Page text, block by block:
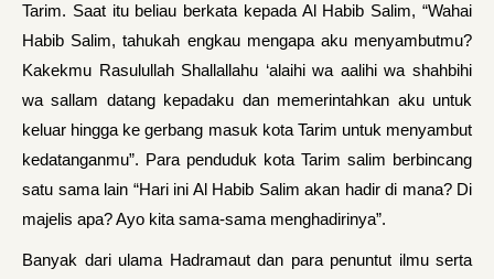
Tarim. Saat itu beliau berkata kepada Al Habib Salim, “Wahai
Habib Salim, tahukah engkau mengapa aku menyambutmu?
Kakekmu Rasulullah Shallallahu ‘alaihi wa aalihi wa shahbihi
wa sallam datang kepadaku dan memerintahkan aku untuk
keluar hingga ke gerbang masuk kota Tarim untuk menyambut
kedatanganmu”. Para penduduk kota Tarim salim berbincang
satu sama lain “Hari ini Al Habib Salim akan hadir di mana? Di
majelis apa? Ayo kita sama-sama menghadirinya”.
Banyak dari ulama Hadramaut dan para penuntut ilmu serta